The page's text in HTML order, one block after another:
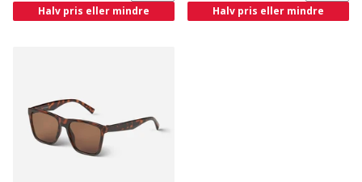
Halv pris eller mindre Halv pris eller mindre